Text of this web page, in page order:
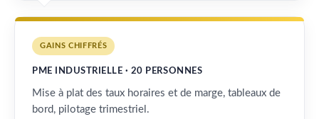
GAINS CHIFFRÉS
PME INDUSTRIELLE · 20 PERSONNES
Mise à plat des taux horaires et de marge, tableaux de
bord, pilotage trimestriel.